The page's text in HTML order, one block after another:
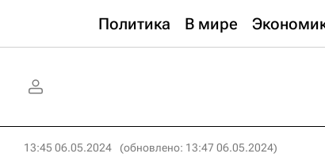
Политика В мире
13:45 06.05.2024 (обновлено: 13:47 06.05.2024)